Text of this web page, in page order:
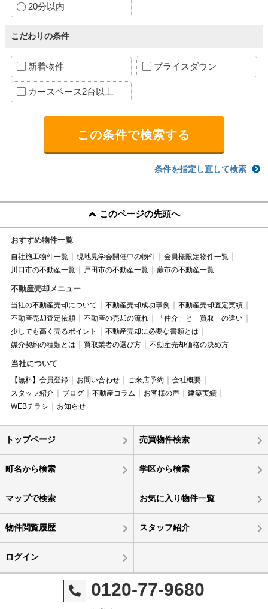
20分以内
こだわりの条件
新着物件 プライスダウン
カースペース2台以上
条件を指定し直して検索
このページの先頭へ
おすすめ物件一覧
自社施工物件一覧 現地見学会開催中の物件
会員様限定物件一覧
川口市の不動産一覧
戸田市の不動産一覧 蕨市の不動産一覧
不動産売却メニュー
当社の不動産売却について 不動産売却成功事例
不動産売却査定実績
不動産売却査定依頼
不動産の売却の流れ
「仲介」と「買取」の違い
少しでも高く売るポイント
不動産売却に必要な書類とは
媒介契約の種類とは
買取業者の選び方 不動産売却価格の決め方
当社について
【無料】会員登録 お問い合わせ ご来店予約
会社概要
スタッフ紹介
ブログ 不動産コラム お客様の声
建築実績
WEBチラシ
お知らせ
トップページ 売買物件検索
町名から検索 学区から検索
マップで検索 お気に入り物件一覧
物件閲覧履歴 スタッフ紹介
ログイン
0120-77-9680